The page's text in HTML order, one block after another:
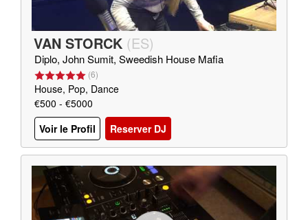
VAN STORCK (ES)
Diplo, John Sumit, Sweedish House Mafia
(6)
House, Pop, Dance
€500 - €5000
Voir le Profil
Reserver DJ